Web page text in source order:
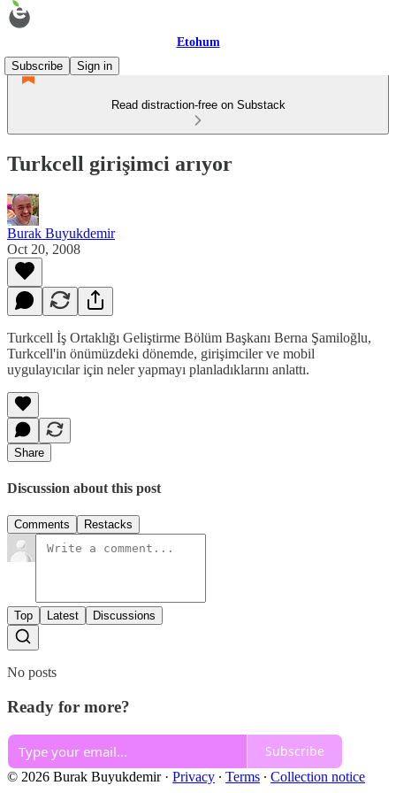
Etohum
Subscribe
Sign in
Read distraction-free on Substack
Turkcell girişimci arıyor
Burak Buyukdemir
Oct 20, 2008
Turkcell İş Ortaklığı Geliştirme Bölüm Başkanı Berna Şamiloğlu,
Turkcell'in önümüzdeki dönemde, girişimciler ve mobil
uygulayıcılar için neler yapmayı planladıklarını anlattı.
Share
Discussion about this post
Comments Restacks
Top Latest Discussions
No posts
Ready for more?
Subscribe
© 2026 Burak Buyukdemir· Privacy ∙ Terms ∙ Collection notice